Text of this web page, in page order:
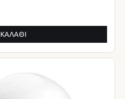
ΚΑΛΆΘΙ